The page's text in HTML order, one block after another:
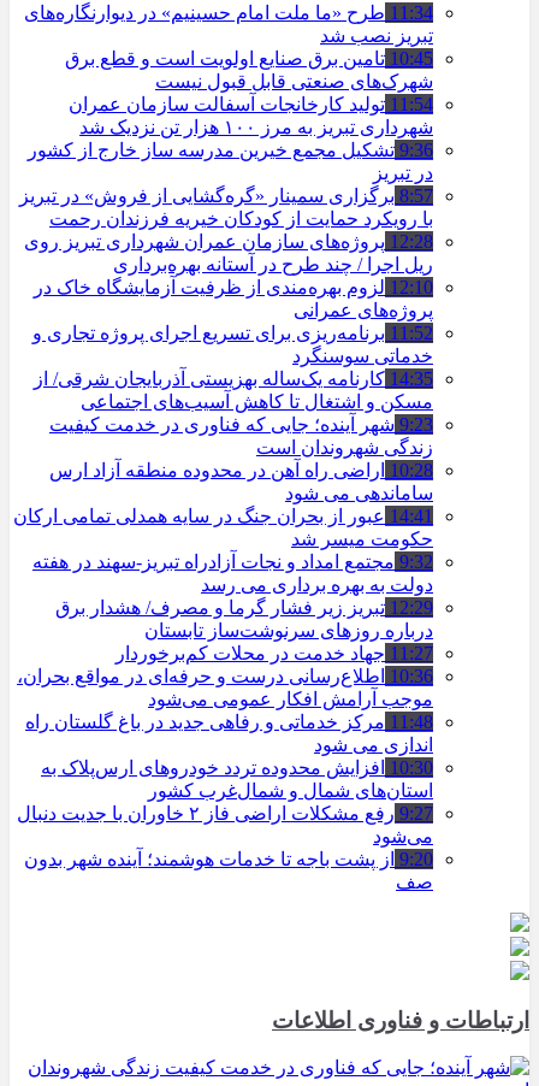
11:34 طرح «ما ملت امام حسینیم» در دیوارنگاره‌های
تبریز نصب شد
10:45 تامین برق صنایع اولویت است و قطع برق
شهرک‌های صنعتی قابل قبول نیست
11:54 تولید کارخانجات آسفالت سازمان عمران
شهرداری تبریز به مرز ۱۰۰ هزار تن نزدیک شد
9:36 تشکیل مجمع خیرین مدرسه ‌ساز خارج از کشور
در تبریز
8:57 برگزاری سمینار «گره‌گشایی از فروش» در تبریز
با رویکرد حمایت از کودکان خیریه فرزندان رحمت
12:28 پروژه‌های سازمان عمران شهرداری تبریز روی
ریل اجرا / چند طرح در آستانه بهره‌برداری
12:10 لزوم بهره‌مندی از ظرفیت آزمایشگاه خاک در
پروژه‌های عمرانی
11:52 برنامه‌ریزی برای تسریع اجرای پروژه تجاری و
خدماتی سوسنگرد
14:35 کارنامه یک‌ساله بهزیستی آذربایجان شرقی/ از
مسکن و اشتغال تا کاهش آسیب‌های اجتماعی
9:23 شهر آینده؛ جایی که فناوری در خدمت کیفیت
زندگی شهروندان است
10:28 اراضی راه آهن در محدوده منطقه آزاد ارس
ساماندهی می شود
14:41 عبور از بحران جنگ در سایه همدلی تمامی ارکان
حکومت میسر شد
9:32 مجتمع امداد و نجات آزادراه تبریز-سهند در هفته
دولت به بهره ‌برداری می‌ رسد
12:29 تبریز زیر فشار گرما و مصرف/ هشدار برق
درباره روزهای سرنوشت‌ساز تابستان
11:27 جهاد خدمت در محلات کم‌برخوردار
10:36 اطلاع‌رسانی درست و حرفه‌ای در مواقع بحران،
موجب آرامش افکار عمومی می‌شود
11:48 مرکز خدماتی و رفاهی جدید در باغ گلستان راه
اندازی می شود
10:30 افزایش محدوده تردد خودروهای ارس‌پلاک به
استان‌های شمال و شمال‌غرب کشور
9:27
رفع مشکلات اراضی فاز ۲ خاوران با جدیت دنبال
می‌شود
9:20 از پشت باجه تا خدمات هوشمند؛ آینده شهر بدون
صف
ارتباطات و فناوری اطلاعات